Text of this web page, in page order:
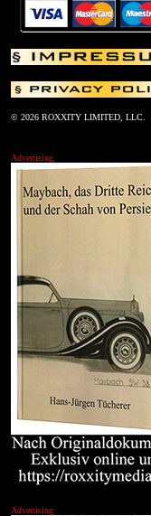
© 2026 ROXXITY LIMITED, LLC.
Advertising
Advertising